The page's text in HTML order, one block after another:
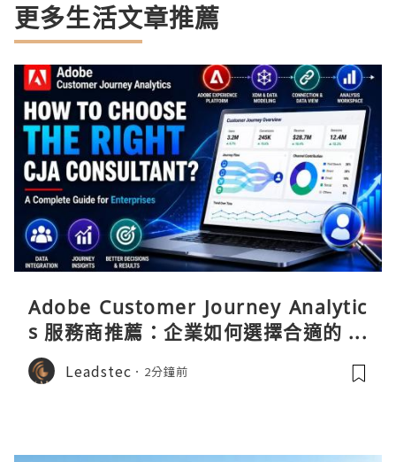
更多生活文章推薦
Adobe Customer Journey Analytic
s 服務商推薦：企業如何選擇合適的 CJ
A 實施顧問？
Leadstec 2分鐘前